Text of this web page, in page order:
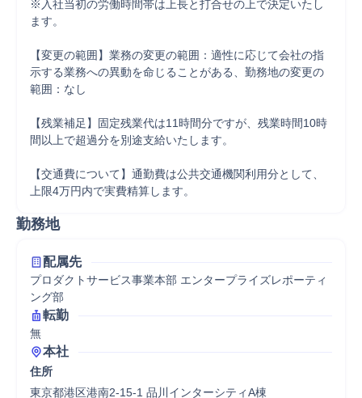
※入社当初の労働時間帯は上長と打合せの上で決定いたし
ます。
【変更の範囲】業務の変更の範囲：適性に応じて会社の指
示する業務への異動を命じることがある、勤務地の変更の
範囲：なし
【残業補足】固定残業代は11時間分ですが、残業時間10時
間以上で超過分を別途支給いたします。
【交通費について】通勤費は公共交通機関利用分として、
上限4万円内で実費精算します。
勤務地
配属先
プロダクトサービス事業本部 エンタープライズレポーティ
ング部
転勤
無
本社
住所
東京都港区港南2-15-1 品川インターシティA棟